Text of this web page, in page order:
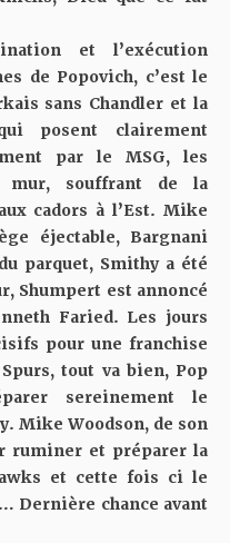
et l’exécution
de Popovich, c’est le
sans Chandler et la
posent clairement
par le MSG, les
souffrant de la
cadors à l’Est. Mike
éjectable, Bargnani
parquet, Smithy a été
Shumpert est annoncé
Faried. Les jours
pour une franchise
tout va bien, Pop
sereinement le
Mike Woodson, de son
ruminer et préparer la
et cette fois ci le
Dernière chance avant